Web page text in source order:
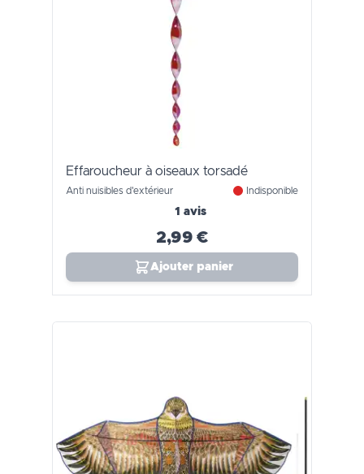
Effaroucheur à oiseaux torsadé
Anti nuisibles d'extérieur Indisponible
1 avis
2,99 €
Ajouter panier